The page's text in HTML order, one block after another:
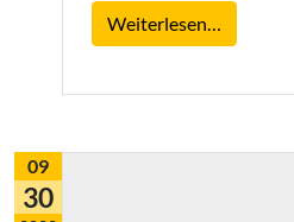
Weiterlesen…
09
30